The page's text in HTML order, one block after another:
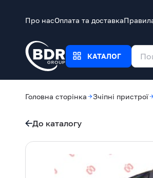
Про насОплата та доставка
КАТАЛОГ
Головна сторінка Зчіпні пристрої
До каталогу